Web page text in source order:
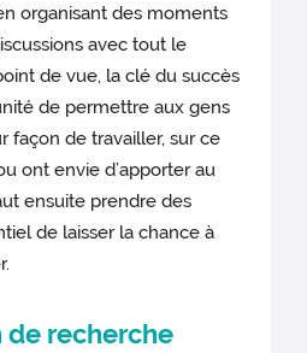
organisant des moments
avec tout le
de vue, la clé du succès
de permettre aux gens
façon de travailler, sur ce
ont envie d’apporter au
ensuite prendre des
de laisser la chance à
de recherche